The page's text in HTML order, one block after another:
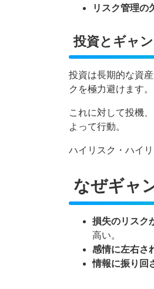
リスク管理の
投資とギャ
投資は長期的な資
クを極力避けます。
これに対して投機
よって行動。
ハイリスク・ハイ
なぜギャ
損失のリスク
高い。
感情に左右さ
情報に振り回